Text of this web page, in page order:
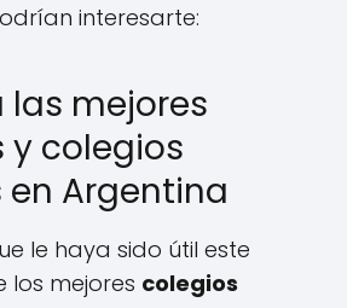
interesarte:
las mejores
y colegios
Argentina
le haya sido útil este
los mejores colegios